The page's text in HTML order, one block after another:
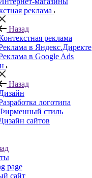
реклама
Назад
реклама
в Яндекс.Директе
в Google Ads
Назад
логотипа
стиль
сайтов
page
сайт